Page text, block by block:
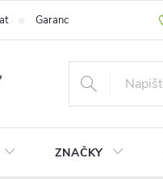
Garance nejnižší ceny!
ZNAČKY